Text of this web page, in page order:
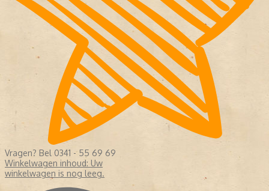
Vragen? Bel 0341 - 55 69 69
Winkelwagen inhoud: Uw
winkelwagen is nog leeg.